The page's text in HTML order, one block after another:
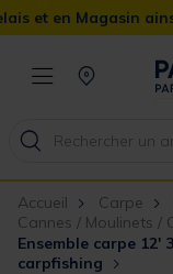
Magasin ainsi que
Accueil Carpe
Cannes / Moulinets /
Ensemble carpe 12'
carpfishing